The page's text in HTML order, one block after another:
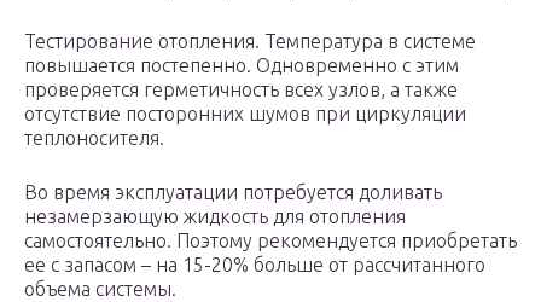
Тестирование отопления. Температура в системе
повышается постепенно. Одновременно с этим
проверяется герметичность всех узлов, а также
отсутствие посторонних шумов при циркуляции
теплоносителя.
Во время эксплуатации потребуется доливать
незамерзающую жидкость для отопления
самостоятельно. Поэтому рекомендуется приобретать
ее с запасом – на 15-20% больше от рассчитанного
объема системы.